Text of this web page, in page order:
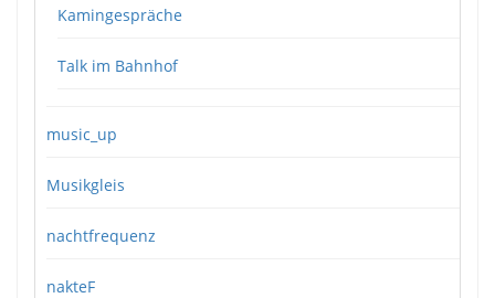
Kamingespräche
Talk im Bahnhof
music_up
Musikgleis
nachtfrequenz
nakteF